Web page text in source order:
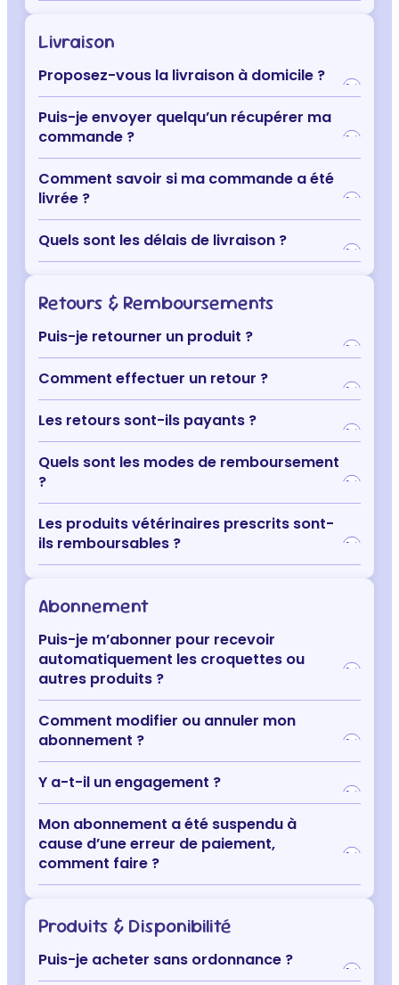
Livraison
Proposez-vous la livraison à domicile ?
Puis-je envoyer quelqu’un récupérer ma
commande ?
Comment savoir si ma commande a été
livrée ?
Quels sont les délais de livraison ?
Retours & Remboursements
Puis-je retourner un produit ?
Comment effectuer un retour ?
Les retours sont-ils payants ?
Quels sont les modes de remboursement
?
Les produits vétérinaires prescrits sont-
ils remboursables ?
Abonnement
Puis-je m’abonner pour recevoir
automatiquement les croquettes ou
autres produits ?
Comment modifier ou annuler mon
abonnement ?
Y a-t-il un engagement ?
Mon abonnement a été suspendu à
cause d’une erreur de paiement,
comment faire ?
Produits & Disponibilité
Puis-je acheter sans ordonnance ?